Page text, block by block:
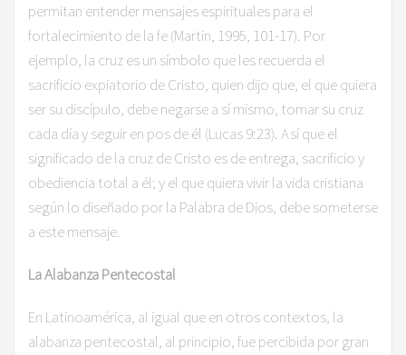
permitan entender mensajes espirituales para el
fortalecimiento de la fe (Martin, 1995, 101-17). Por
ejemplo, la cruz es un símbolo que les recuerda el
sacrificio expiatorio de Cristo, quien dijo que, el que quiera
ser su discípulo, debe negarse a sí mismo, tomar su cruz
cada día y seguir en pos de él (Lucas 9:23). Así que el
significado de la cruz de Cristo es de entrega, sacrificio y
obediencia total a él; y el que quiera vivir la vida cristiana
según lo diseñado por la Palabra de Dios, debe someterse
a este mensaje.
La Alabanza Pentecostal
En Latinoamérica, al igual que en otros contextos, la
alabanza pentecostal, al principio, fue percibida por gran